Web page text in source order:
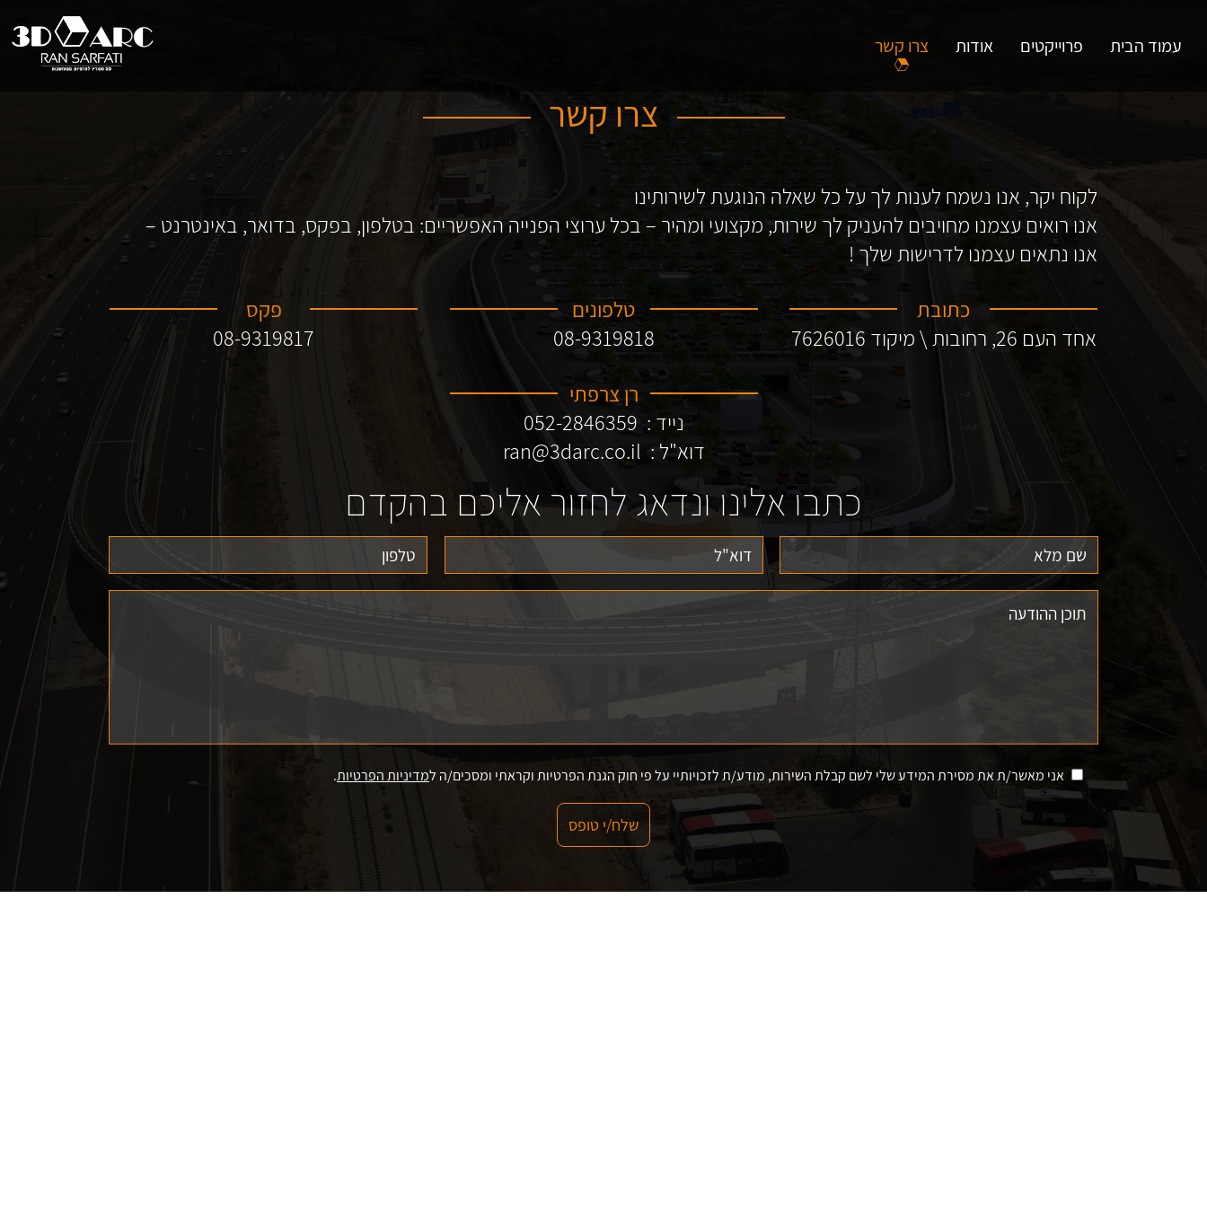
עמוד הבית פרוייקטים אודות צרו קשר
צרו קשר
לקוח יקר, אנו נשמח לענות לך על כל שאלה הנוגעת לשירותינו
אנו רואים עצמנו מחויבים להעניק לך שירות, מקצועי ומהיר – בכל ערוצי הפנייה האפשריים: בטלפון, בפקס, בדואר, באינטרנט –
אנו נתאים עצמנו לדרישות שלך !
כתובת
אחד העם 26, רחובות \ מיקוד 7626016
טלפונים
08-9319818
פקס
08-9319817
רן צרפתי
נייד : 052-2846359
דוא"ל : ran@3darc.co.il
כתבו אלינו ונדאג לחזור אליכם בהקדם
אני מאשר/ת את מסירת המידע שלי לשם קבלת השירות, מודע/ת לזכויותיי על פי חוק הגנת הפרטיות וקראתי ומסכים/ה למדיניות הפרטיות.
שלח/י טופס